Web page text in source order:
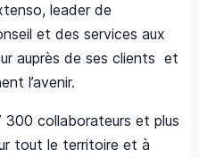
leader de
et des services aux
auprès de ses clients et
l’avenir.
300 collaborateurs et plus
tout le territoire et à